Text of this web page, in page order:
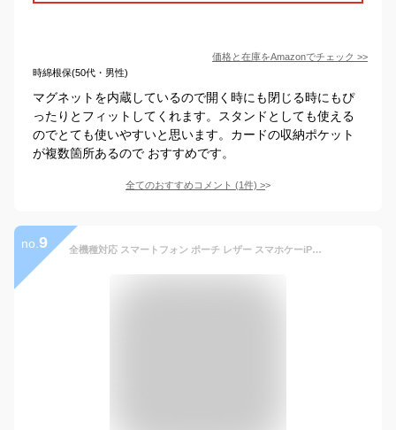
価格と在庫をAmazonでチェック >>
時綿根保(50代・男性)
マグネットを内蔵しているので開く時にも閉じる時にもぴ
ったりとフィットしてくれます。スタンドとしても使える
のでとても使いやすいと思います。カードの収納ポケット
が複数箇所あるので おすすめです。
全てのおすすめコメント (1件) >
no. 9 全機種対応 スマートフォン ポーチ レザー スマホケーiPhoneケース レザーGalaxyケース メンズ 本革 レザー スマホ入れ 小銭入れ 小物入れ 軽量 軽い シンプル カード収納 長財布 財布 レディース ギフト タバコ入れ マルチケース バッグ スマートフォン収納 札入れ